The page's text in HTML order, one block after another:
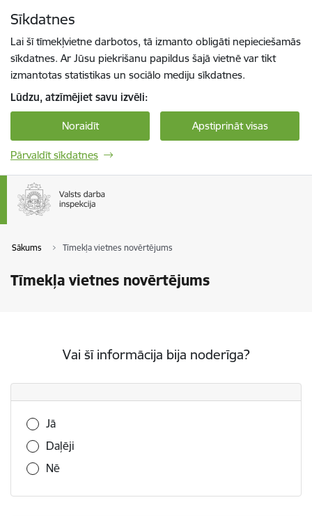
Sīkdatnes
Lai šī tīmekļvietne darbotos, tā izmanto obligāti nepieciešamās
sīkdatnes. Ar Jūsu piekrišanu papildus šajā vietnē var tikt
izmantotas statistikas un sociālo mediju sīkdatnes.
Lūdzu, atzīmējiet savu izvēli:
Noraidīt Apstiprināt visas
Pārvaldīt sīkdatnes
Sākums Tīmekļa vietnes novērtējums
Tīmekļa vietnes novērtējums
Vai šī informācija bija noderīga?
Vai šī informācija bija noderīga?
Jā
Daļēji
Nē